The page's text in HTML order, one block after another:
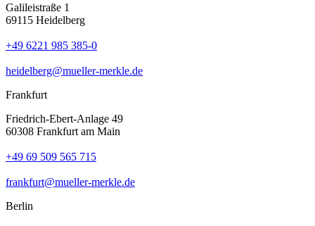
Galileistraße 1
69115 Heidelberg
+49 6221 985 385-0
heidelberg@mueller-merkle.de
Frankfurt
Friedrich-Ebert-Anlage 49
60308 Frankfurt am Main
+49 69 509 565 715
frankfurt@mueller-merkle.de
Berlin